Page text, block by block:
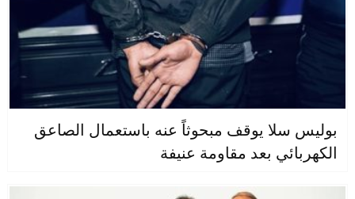
بوليس سلا يوقف مبحوثاً عنه باستعمال الصاعق
الكهربائي بعد مقاومة عنيفة